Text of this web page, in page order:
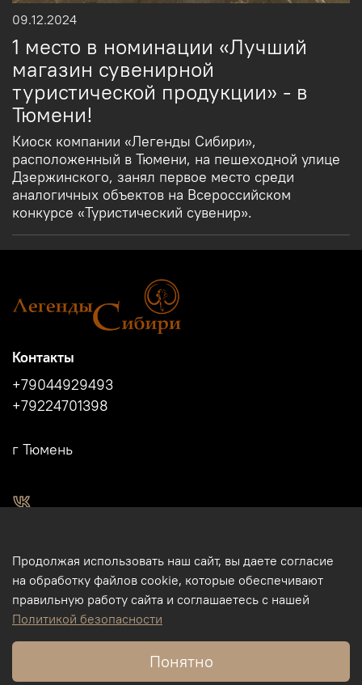
09.12.2024
1 место в номинации «Лучший
магазин сувенирной
туристической продукции» - в
Тюмени!
Киоск компании «Легенды Сибири»,
расположенный в Тюмени, на пешеходной улице
Дзержинского, занял первое место среди
аналогичных объектов на Всероссийском
конкурсе «Туристический сувенир».
Контакты
+79044929493
+79224701398
г Тюмень
Магазин подарков и сувениров в Тюмени. Тюменские
сувениры. Подарки и сувениры из кости, бивня мамонта в
Тюмени. Бизнес-сувениры. Корпоративные подарки.
Туристические сувениры. Интернет-магазин. Использование
фотографий, размещенных на данном сайте, на других
ресурсах и пр., без разрешения правообладателя - ИП
Михайлов М.Ю., - запрещено.
Продолжая использовать наш сайт, вы даете согласие
на обработку файлов cookie, которые обеспечивают
правильную работу сайта и соглашаетесь с нашей
Политикой безопасности
Понятно